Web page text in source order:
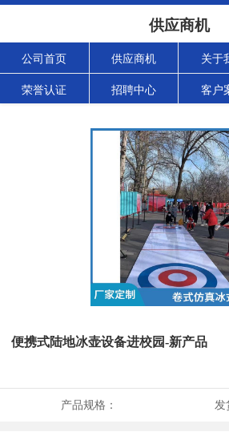
供应商机
公司首页 供应商机 关于
荣誉认证 招聘中心 客户
便携式陆地冰壶设备进校园-新产品
产品规格： 发